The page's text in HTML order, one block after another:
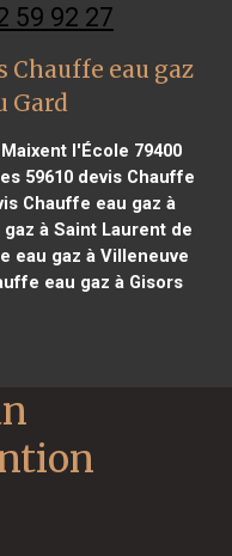
59 92 27
eau gaz
Gard
l'École 79400
59610devis Chauffe
Chauffe eau gaz à
à Saint Laurent de
eau gaz à Villeneuve
eau gaz à Gisors